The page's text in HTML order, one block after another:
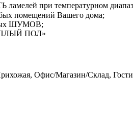
при температурном
помещений Вашего дома;
ШУМОВ;
ПОЛ»
Офис/Магазин/Склад,